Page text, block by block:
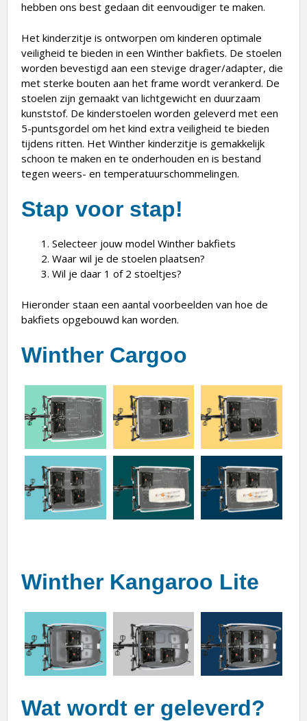
hebben ons best gedaan dit eenvoudiger te maken.
Het kinderzitje is ontworpen om kinderen optimale
veiligheid te bieden in een Winther bakfiets. De stoelen
worden bevestigd aan een stevige drager/adapter, die
met sterke bouten aan het frame wordt verankerd. De
stoelen zijn gemaakt van lichtgewicht en duurzaam
kunststof. De kinderstoelen worden geleverd met een
5-puntsgordel om het kind extra veiligheid te bieden
tijdens ritten. Het Winther kinderzitje is gemakkelijk
schoon te maken en te onderhouden en is bestand
tegen weers- en temperatuurschommelingen.
Stap voor stap!
Selecteer jouw model Winther bakfiets
Waar wil je de stoelen plaatsen?
Wil je daar 1 of 2 stoeltjes?
Hieronder staan een aantal voorbeelden van hoe de
bakfiets opgebouwd kan worden.
Winther Cargoo
Winther Kangaroo Lite
Wat wordt er geleverd?